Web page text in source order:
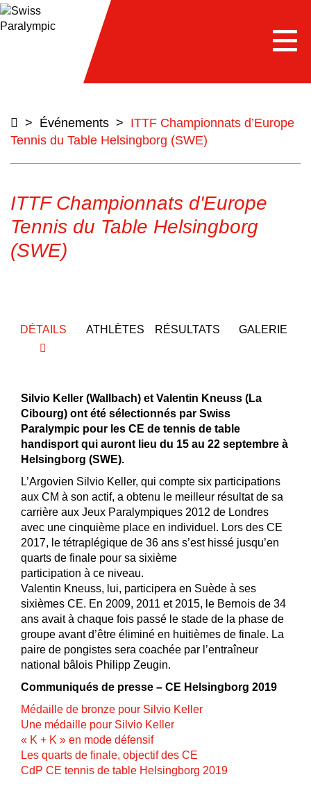
> Événements > ITTF Championnats d’Europe
Tennis du Table Helsingborg (SWE)
ITTF Championnats d'Europe
Tennis du Table Helsingborg
(SWE)
DÉTAILS ATHLÈTES RÉSULTATS GALERIE
Silvio Keller (Wallbach) et Valentin Kneuss (La
Cibourg) ont été sélectionnés par Swiss
Paralympic pour les CE de tennis de table
handisport qui auront lieu du 15 au 22 septembre à
Helsingborg (SWE).
L’Argovien Silvio Keller, qui compte six participations
aux CM à son actif, a obtenu le meilleur résultat de sa
carrière aux Jeux Paralympiques 2012 de Londres
avec une cinquième place en individuel. Lors des CE
2017, le tétraplégique de 36 ans s’est hissé jusqu’en
quarts de finale pour sa sixième
participation à ce niveau.
Valentin Kneuss, lui, participera en Suède à ses
sixièmes CE. En 2009, 2011 et 2015, le Bernois de 34
ans avait à chaque fois passé le stade de la phase de
groupe avant d’être éliminé en huitièmes de finale. La
paire de pongistes sera coachée par l’entraîneur
national bâlois Philipp Zeugin.
Communiqués de presse – CE Helsingborg 2019
Médaille de bronze pour Silvio Keller
Une médaille pour Silvio Keller
« K + K » en mode défensif
Les quarts de finale, objectif des CE
CdP CE tennis de table Helsingborg 2019